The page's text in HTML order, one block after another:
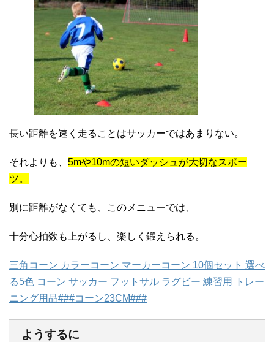
長い距離を速く走ることはサッカーではあまりない。
それよりも、 5mや10mの短いダッシュが大切なスポー
ツ。
別に距離がなくても、このメニューでは、
十分心拍数も上がるし、楽しく鍛えられる。
三角コーン カラーコーン マーカーコーン 10個セット 選べ
る5色 コーン サッカー フットサル ラグビー 練習用 トレー
ニング用品###コーン23CM###
ようするに